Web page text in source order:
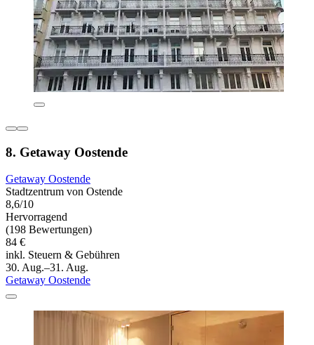
8. Getaway Oostende
Getaway Oostende
Stadtzentrum von Ostende
8,6/10
Hervorragend
(198 Bewertungen)
84 €
inkl. Steuern & Gebühren
30. Aug.–31. Aug.
Getaway Oostende